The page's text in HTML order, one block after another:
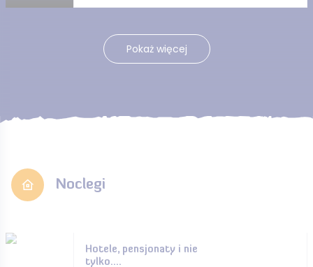
Pokaż więcej
Noclegi
Hotele, pensjonaty i nie
tylko....